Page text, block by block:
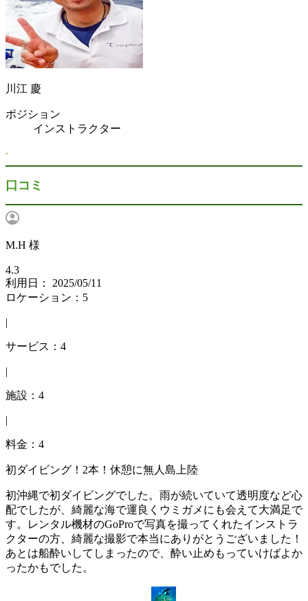
川江 慶
ポジション
インストラクター
口コミ
M.H 様
4.3
利用日： 2025/05/11
ロケーション：5
|
サービス：4
|
施設：4
|
料金：4
初ダイビング！2本！休憩に無人島上陸
初沖縄で初ダイビングでした。雨が続いていて透明度など心
配でしたが、綺麗な海で運良くウミガメにも会えて大満足で
す。レンタル機材のGoProで写真を撮ってくれたインストラ
クターの方、綺麗な撮影で本当にありがとうございました！
あとは船酔いしてしまったので、酔い止めもっていけばよか
ったかもでした。